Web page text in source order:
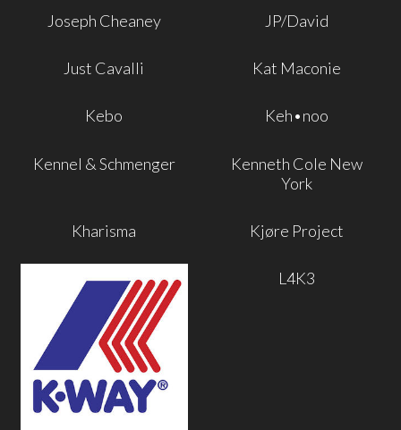
Joseph Cheaney JP/David
Just Cavalli Kat Maconie
Kebo Keh•noo
Kennel & Schmenger
Kenneth Cole New
York
Kharisma Kjøre Project
L4K3